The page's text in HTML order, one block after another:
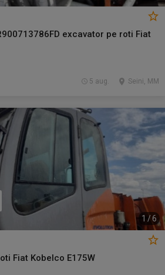
excavator pe roti Fiat
Seini, MM
5 aug.
1 /6
Fiat Kobelco E175W